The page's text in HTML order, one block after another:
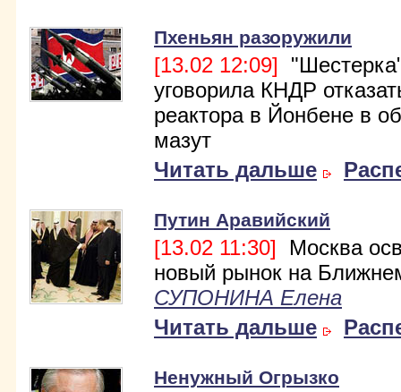
Пхеньян разоружили
[13.02 12:09]
уговорила КНДР
реактора в Йонбене в
мазут
Читать дальше
Путин Аравийский
[13.02 11:30] Москва
новый рынок на
СУПОНИНА Елена
Читать дальше
Ненужный Огрызко